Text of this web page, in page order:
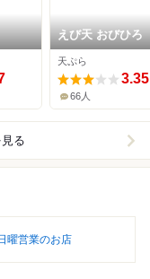
えび天 おびひろ
天ぷら
3.35
66人
る
曜営業のお店